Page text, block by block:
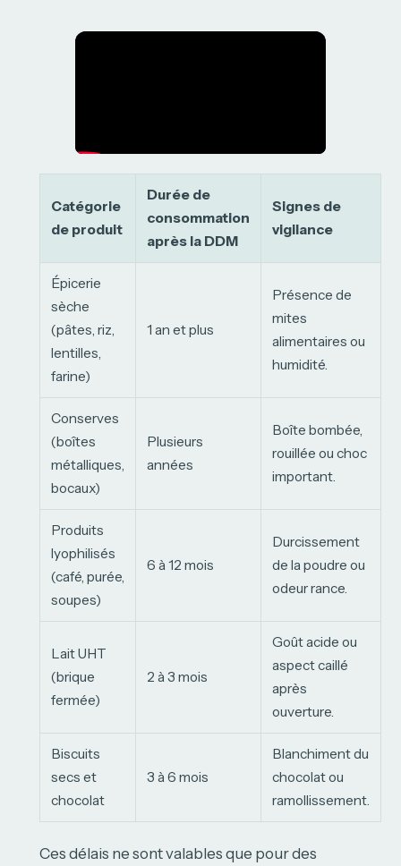
Catégorie
de produit
Durée de
consommation
après la DDM
Signes de
vigilance
Épicerie
sèche
(pâtes, riz,
lentilles,
farine)
1 an et plus
Présence de
mites
alimentaires ou
humidité.
Conserves
(boîtes
métalliques,
bocaux)
Plusieurs
années
Boîte bombée,
rouillée ou choc
important.
Produits
lyophilisés
(café, purée,
soupes)
6 à 12 mois
Durcissement
de la poudre ou
odeur rance.
Lait UHT
(brique
fermée)
2 à 3 mois
Goût acide ou
aspect caillé
après
ouverture.
Biscuits
secs et
chocolat
3 à 6 mois
Blanchiment du
chocolat ou
ramollissement.
Ces délais ne sont valables que pour des